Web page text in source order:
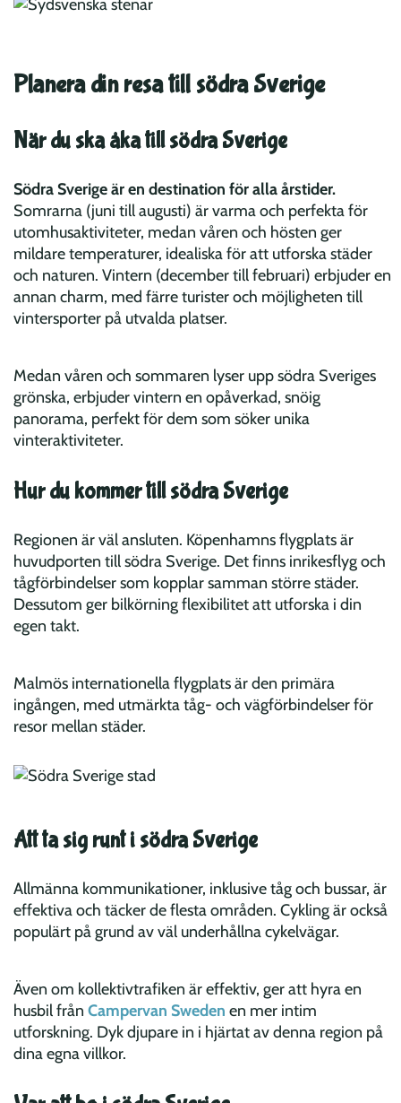
Planera din resa till södra Sverige
När du ska åka till södra Sverige
Södra Sverige är en destination för alla årstider.
Somrarna (juni till augusti) är varma och perfekta för
utomhusaktiviteter, medan våren och hösten ger
mildare temperaturer, idealiska för att utforska städer
och naturen. Vintern (december till februari) erbjuder en
annan charm, med färre turister och möjligheten till
vintersporter på utvalda platser.
Medan våren och sommaren lyser upp södra Sveriges
grönska, erbjuder vintern en opåverkad, snöig
panorama, perfekt för dem som söker unika
vinteraktiviteter.
Hur du kommer till södra Sverige
Regionen är väl ansluten. Köpenhamns flygplats är
huvudporten till södra Sverige. Det finns inrikesflyg och
tågförbindelser som kopplar samman större städer.
Dessutom ger bilkörning flexibilitet att utforska i din
egen takt.
Malmös internationella flygplats är den primära
ingången, med utmärkta tåg- och vägförbindelser för
resor mellan städer.
Att ta sig runt i södra Sverige
Allmänna kommunikationer, inklusive tåg och bussar, är
effektiva och täcker de flesta områden. Cykling är också
populärt på grund av väl underhållna cykelvägar.
Även om kollektivtrafiken är effektiv, ger att hyra en
husbil från Campervan Sweden en mer intim
utforskning. Dyk djupare in i hjärtat av denna region på
dina egna villkor.